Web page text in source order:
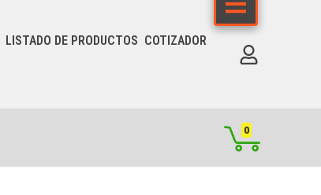
LISTADO DE PRODUCTOS COTIZADOR
0